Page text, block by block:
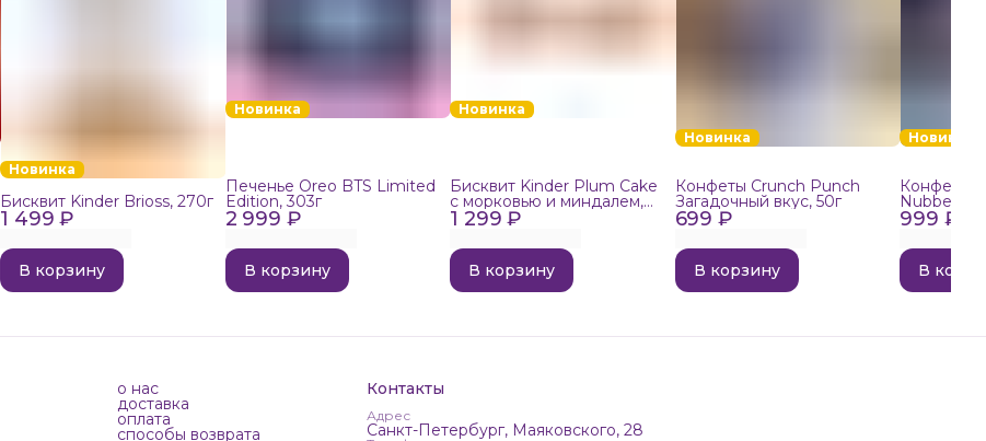
Новинка
1 499 ₽
Бисквит Kinder Brioss, 270г
В корзину
Новинка
2 999 ₽
Печенье Oreo BTS Limited
Edition, 303г
В корзину
Новинка
1 299 ₽
Бисквит Kinder Plum Cake
с морковью и миндалем,
192г
В корзину
Новинка
699 ₽
Конфеты Crunch Punch
Загадочный вкус, 50г
В корзину
Новинка
999 ₽
Конфеты
Nubbee
В
о нас
доставка
оплата
способы возврата
Контакты
Адрес
Санкт-Петербург, Маяковского, 28